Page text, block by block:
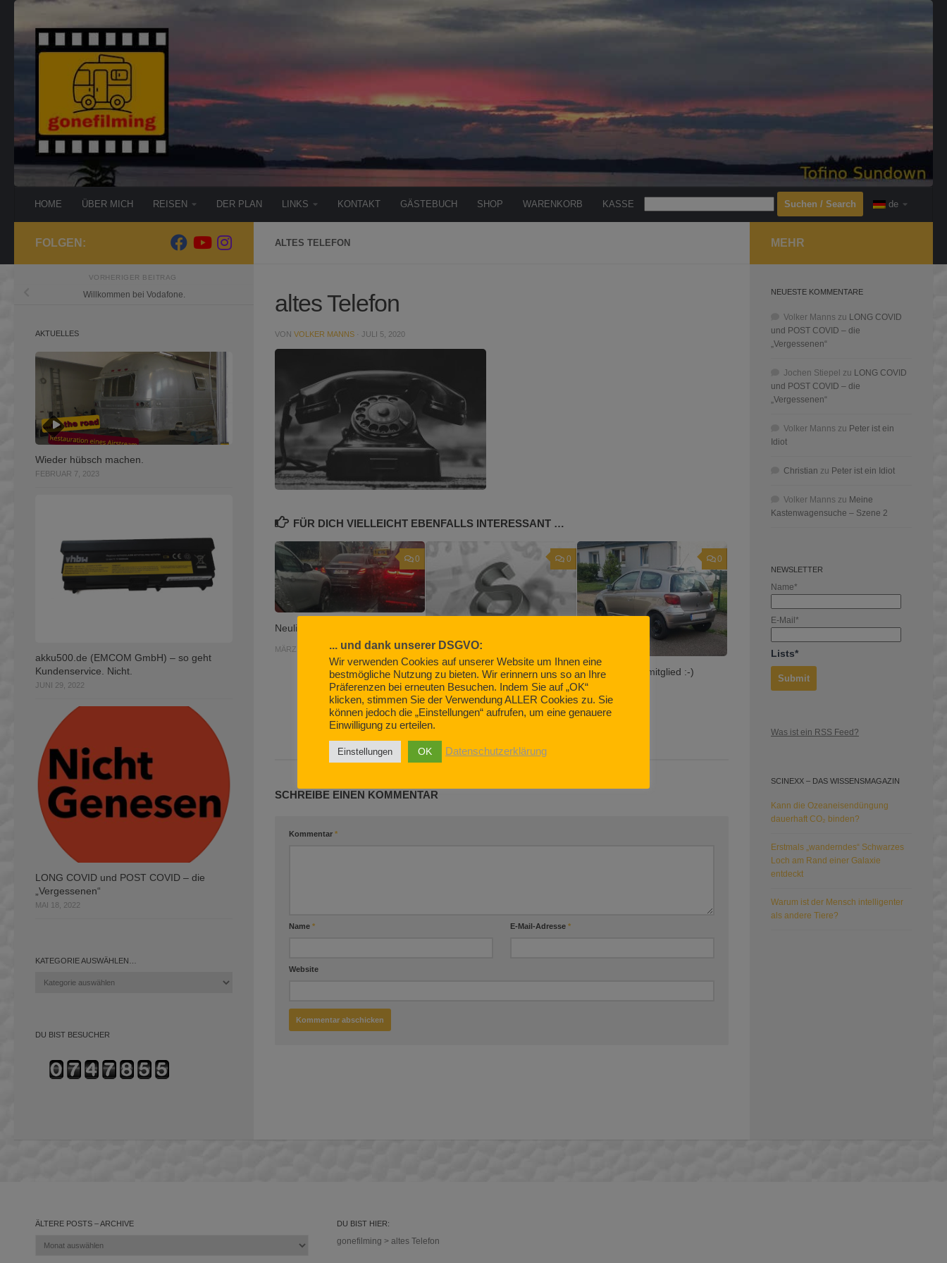
HOME ÜBER MICH REISEN DER PLAN LINKS KONTAKT GÄSTEBUCH SHOP WARENKORB KASSE
Search
de
ALTES TELEFON
altes Telefon
VON VOLKER MANNS · JULI 5, 2020
FÜR DICH VIELLEICHT EBENFALLS INTERESSANT …
0
Neulich in Köln
MÄRZ 4, 2019
0
Wohnmobil mieten? Vorsicht
Falle! (Teil 4)
JULI 24, 2019
0
Neues Familienmitglied :-)
JULI 13, 2020
SCHREIBE EINEN KOMMENTAR
Kommentar *
Name * E-Mail-Adresse*
Website
FOLGEN:
VORHERIGER BEITRAG
Willkommen bei Vodafone.
AKTUELLES
Wieder hübsch machen.
FEBRUAR 7, 2023
akku500.de (EMCOM GmbH) – so geht
Kundenservice. Nicht.
JUNI 29, 2022
LONG COVID und POST COVID – die
„Vergessenen“
MAI 18, 2022
KATEGORIE AUSWÄHLEN…
Kategorie
DU BIST BESUCHER
MEHR
NEUESTE KOMMENTARE
Volker Manns zu LONG COVID
und POST COVID – die
„Vergessenen“
Jochen Stiepel zu LONG COVID
und POST COVID – die
„Vergessenen“
Volker Manns zu Peter ist ein
Idiot
Christian zu Peter ist ein Idiot
Volker Manns zu Meine
Kastenwagensuche – Szene 2
NEWSLETTER
Name*
E-Mail*
Lists*
Was ist ein RSS Feed?
SCINEXX – DAS WISSENSMAGAZIN
Kann die Ozeaneisendüngung
dauerhaft CO₂ binden?
Erstmals „wanderndes“ Schwarzes
Loch am Rand einer Galaxie
entdeckt
Warum ist der Mensch intelligenter
als andere Tiere?
ÄLTERE POSTS – ARCHIVE
Ältere
DU BIST HIER:
gonefilming > altes Telefon
... und dank unserer DSGVO:
Wir verwenden Cookies auf unserer Website um Ihnen eine
bestmögliche Nutzung zu bieten. Wir erinnern uns so an Ihre
Präferenzen bei erneuten Besuchen. Indem Sie auf „OK“
klicken, stimmen Sie der Verwendung ALLER Cookies zu. Sie
können jedoch die „Einstellungen“ aufrufen, um eine genauere
Einwilligung zu erteilen.
Einstellungen OK Datenschutzerklärung